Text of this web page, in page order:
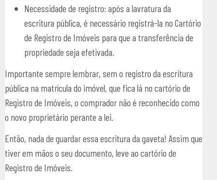
Necessidade de registro: após a lavratura da
escritura pública, é necessário registrá-la no Cartório
de Registro de Imóveis para que a transferência de
propriedade seja efetivada.
Importante sempre lembrar, sem o registro da escritura
pública na matrícula do imóvel, que fica lá no cartório de
Registro de Imóveis, o comprador não é reconhecido como
o novo proprietário perante a lei.
Então, nada de guardar essa escritura da gaveta! Assim que
tiver em mãos o seu documento, leve ao cartório de
Registro de Imóveis.